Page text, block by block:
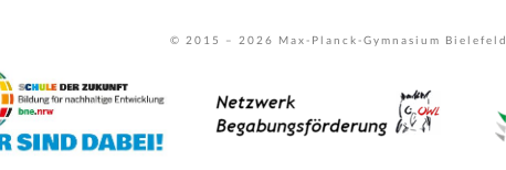
© 2015 – 2026 Max-Planck-Gymnasium Bielefeld